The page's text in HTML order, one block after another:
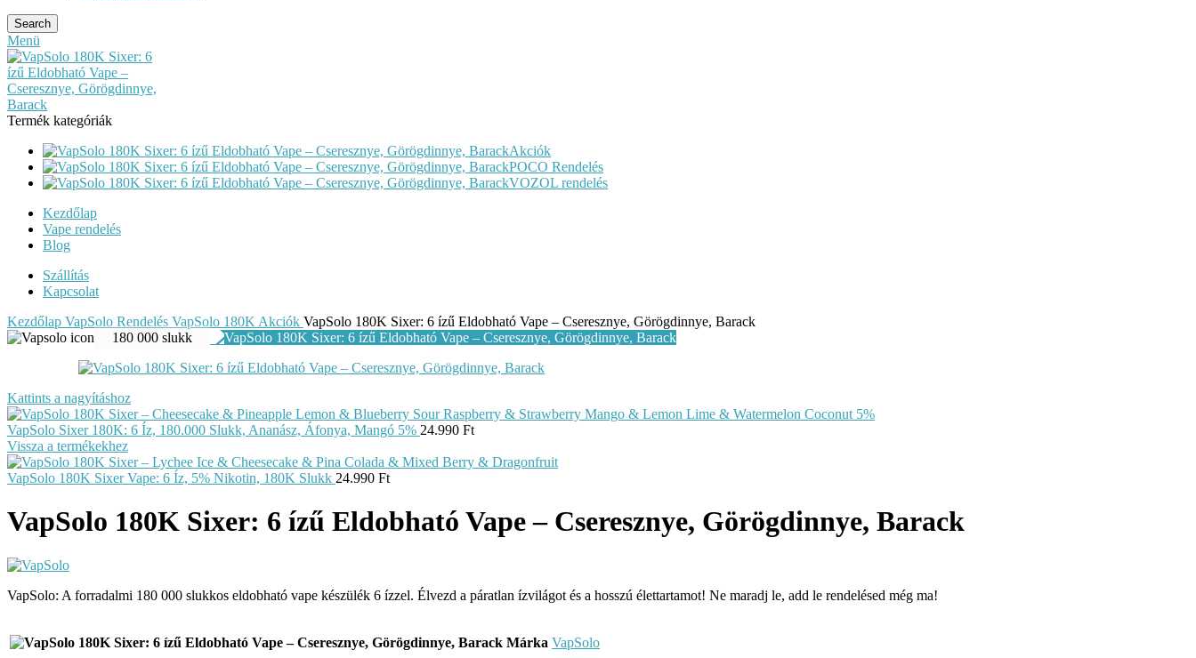
Search
Menü
Termék kategóriák
Akciók
POCO Rendelés
VOZOL rendelés
Kezdőlap
Vape rendelés
Blog
Szállítás
Kapcsolat
Kezdőlap VapSolo Rendelés VapSolo 180K Akciók VapSolo 180K Sixer: 6 ízű Eldobható Vape – Cseresznye, Görögdinnye, Barack
180 000 slukk
Kattints a nagyításhoz
VapSolo Sixer 180K: 6 Íz, 180.000 Slukk, Ananász, Áfonya, Mangó 5% 24.990 Ft
Vissza a termékekhez
VapSolo 180K Sixer Vape: 6 Íz, 5% Nikotin, 180K Slukk 24.990 Ft
VapSolo 180K Sixer: 6 ízű Eldobható Vape – Cseresznye, Görögdinnye, Barack
VapSolo: A forradalmi 180 000 slukkos eldobható vape készülék 6 ízzel. Élvezd a páratlan ízvilágot és a hosszú élettartamot! Ne maradj le, add le rendelésed még ma!
Márka VapSolo